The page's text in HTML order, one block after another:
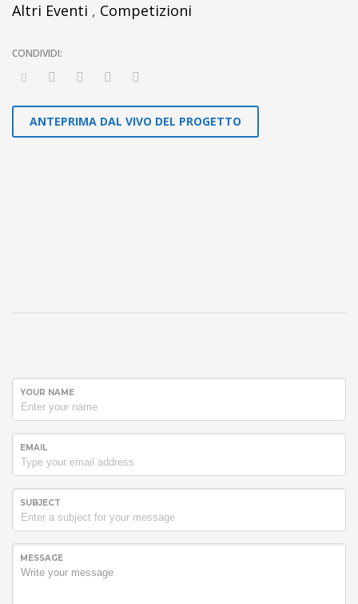
Altri Eventi , Competizioni
ANTEPRIMA DAL VIVO DEL PROGETTO
YOUR NAME
EMAIL
SUBJECT
MESSAGE